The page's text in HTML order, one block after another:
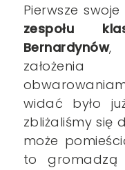
Pierwsze
zespołu
Bernardynów,
widać było
zbliżaliśmy się
może
to gromadzą